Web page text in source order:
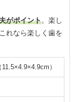
がポイント。楽し
れなら楽しく歯を
）